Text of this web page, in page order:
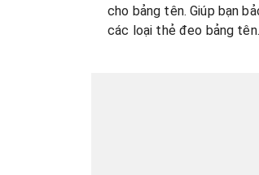
cho bảng tên. Giúp bạn
các loại thẻ đeo bảng